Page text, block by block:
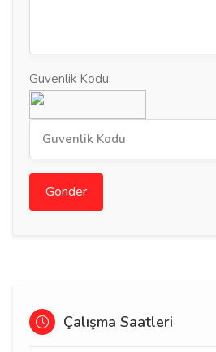
Guvenlik Kodu:
Gonder
Çalışma Saatleri